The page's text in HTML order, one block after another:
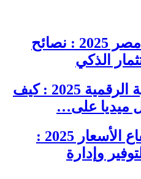
العقارات في مصر 2025 : نصائح
الذكي
الصحة النفسية الرقمية 2025 : كيف
ميديا على…
الاقتصاد وارتفاع الأسعار 2025 :
وإدارة